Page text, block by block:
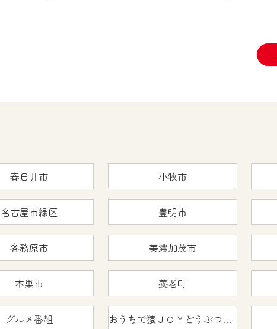
春日井市 小牧市
名古屋市緑区 豊明市
各務原市 美濃加茂市
本巣市 養老町
グルメ番組 おうちで猿ＪＯＹどうぶつえん